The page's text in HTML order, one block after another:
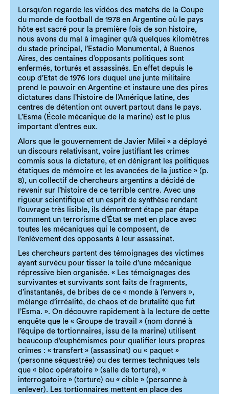
Lorsqu’on regarde les vidéos des matchs de la Coupe
du monde de football de 1978 en Argentine où le pays
hôte est sacré pour la première fois de son histoire,
nous avons du mal à imaginer qu’à quelques kilomètres
du stade principal, l’Estadio Monumental, à Buenos
Aires, des centaines d’opposants politiques sont
enfermés, torturés et assassinés. En effet depuis le
coup d’Etat de 1976 lors duquel une junte militaire
prend le pouvoir en Argentine et instaure une des pires
dictatures dans l’histoire de l’Amérique latine, des
centres de détention ont ouvert partout dans le pays.
L’Esma (École mécanique de la marine) est le plus
important d’entres eux.
Alors que le gouvernement de Javier Milei « a déployé
un discours relativisant, voire justifiant les crimes
commis sous la dictature, et en dénigrant les politiques
étatiques de mémoire et les avancées de la justice » (p.
8), un collectif de chercheurs argentins a décidé de
revenir sur l’histoire de ce terrible centre. Avec une
rigueur scientifique et un esprit de synthèse rendant
l’ouvrage très lisible, ils démontrent étape par étape
comment un terrorisme d’État se met en place avec
toutes les mécaniques qui le composent, de
l’enlèvement des opposants à leur assassinat.
Les chercheurs partent des témoignages des victimes
ayant survécu pour tisser la toile d’une mécanique
répressive bien organisée. « Les témoignages des
survivantes et survivants sont faits de fragments,
d’instantanés, de bribes de ce « monde à l’envers »,
mélange d’irréalité, de chaos et de brutalité que fut
l’Esma. ». On découvre rapidement à la lecture de cette
enquête que le « Groupe de travail » (nom donné à
l’équipe de tortionnaires, issu de la marine) utilisent
beaucoup d’euphémismes pour qualifier leurs propres
crimes : « transfert » (assassinat) ou « paquet »
(personne séquestrée) ou des termes techniques tels
que « bloc opératoire » (salle de torture), «
interrogatoire » (torture) ou « cible » (personne à
enlever). Les tortionnaires mettent en place des